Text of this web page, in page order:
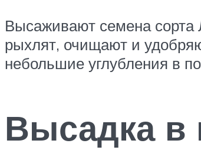
Высаживают семена сорта
рыхлят, очищают и
небольшие углубления в
Высадка в